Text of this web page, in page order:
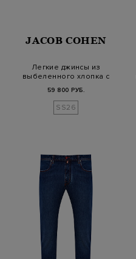
JACOB COHEN
Легкие джинсы из
выбеленного хлопка с
59 800 РУБ.
SS26